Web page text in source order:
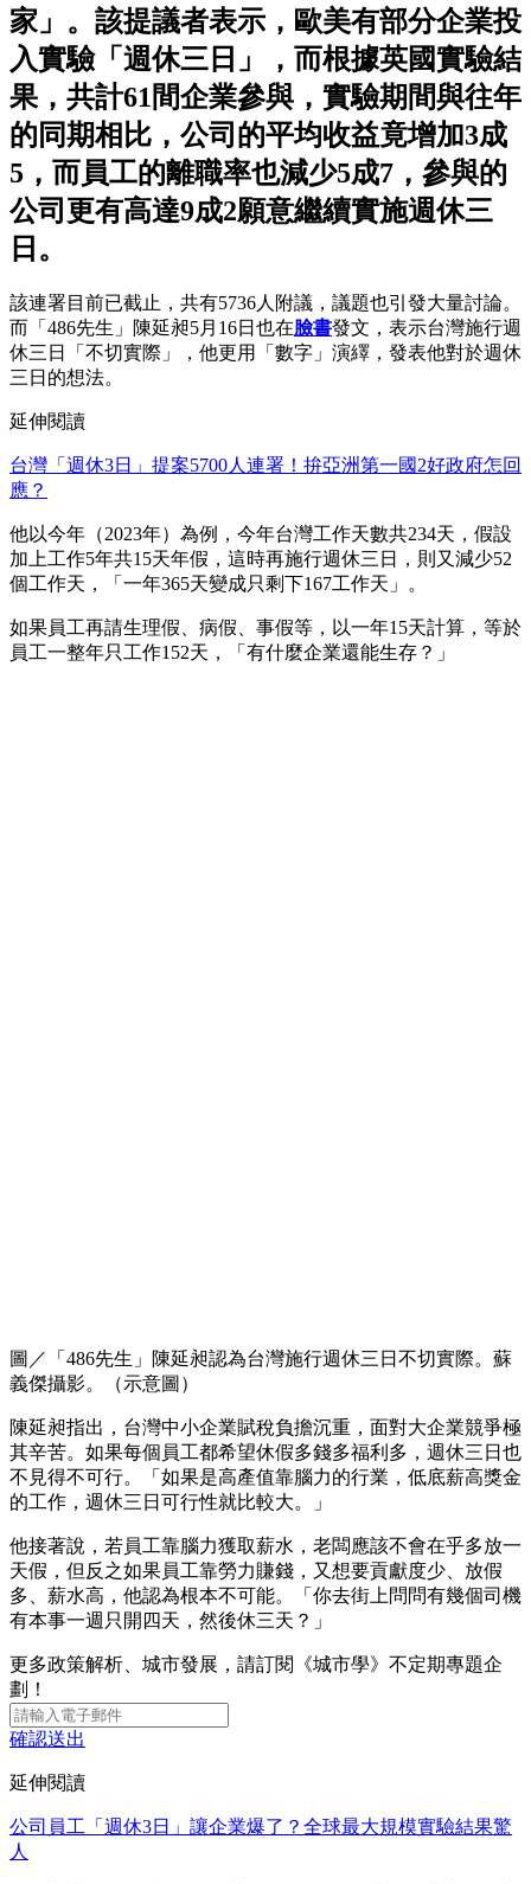
家」。該提議者表示，歐美有部分企業投
入實驗「週休三日」，而根據英國實驗結
果，共計61間企業參與，實驗期間與往年
的同期相比，公司的平均收益竟增加3成
5，而員工的離職率也減少5成7，參與的
公司更有高達9成2願意繼續實施週休三
日。
該連署目前已截止，共有5736人附議，議題也引發大量討論。
而「486先生」陳延昶5月16日也在臉書發文，表示台灣施行週
休三日「不切實際」，他更用「數字」演繹，發表他對於週休
三日的想法。
延伸閱讀
台灣「週休3日」提案5700人連署！拚亞洲第一國2好政府怎回
應？
他以今年（2023年）為例，今年台灣工作天數共234天，假設
加上工作5年共15天年假，這時再施行週休三日，則又減少52
個工作天，「一年365天變成只剩下167工作天」。
如果員工再請生理假、病假、事假等，以一年15天計算，等於
員工一整年只工作152天，「有什麼企業還能生存？」
圖／「486先生」陳延昶認為台灣施行週休三日不切實際。蘇
義傑攝影。（示意圖）
陳延昶指出，台灣中小企業賦稅負擔沉重，面對大企業競爭極
其辛苦。如果每個員工都希望休假多錢多福利多，週休三日也
不見得不可行。「如果是高產值靠腦力的行業，低底薪高獎金
的工作，週休三日可行性就比較大。」
他接著說，若員工靠腦力獲取薪水，老闆應該不會在乎多放一
天假，但反之如果員工靠勞力賺錢，又想要貢獻度少、放假
多、薪水高，他認為根本不可能。「你去街上問問有幾個司機
有本事一週只開四天，然後休三天？」
更多政策解析、城市發展，請訂閱《城市學》不定期專題企
劃！
確認送出
延伸閱讀
公司員工「週休3日」讓企業爆了？全球最大規模實驗結果驚
人